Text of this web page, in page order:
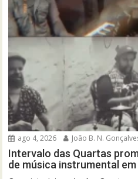
ago 4, 2026 João B. N.
Intervalo das Quartas
de música instrumental